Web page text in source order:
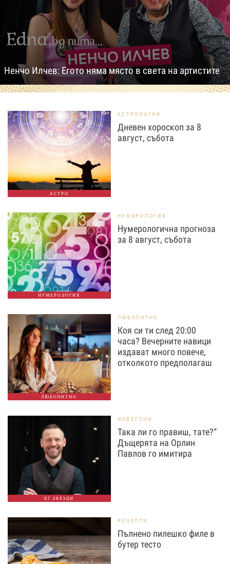
Ненчо Илчев: Егото няма място в света на артистите
АСТРО
АСТРОЛОГИЯ
Дневен хороскоп за 8
август, събота
НУМЕРОЛОГИЯ
НУМЕРОЛОГИЯ
Нумерологична прогноза
за 8 август, събота
ЛЮБОПИТНО
ЛЮБОПИТНО
Коя си ти след 20:00
часа? Вечерните навици
издават много повече,
отколкото предполагаш
БГ ЗВЕЗДИ
ИЗВЕСТНИ
Така ли го правиш, тате?“
Дъщерята на Орлин
Павлов го имитира
РЕЦЕПТИ
Пълнено пилешко филе в
бутер тесто